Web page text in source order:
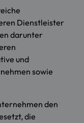
Dienstleister
darunter
und
sowie
den
die